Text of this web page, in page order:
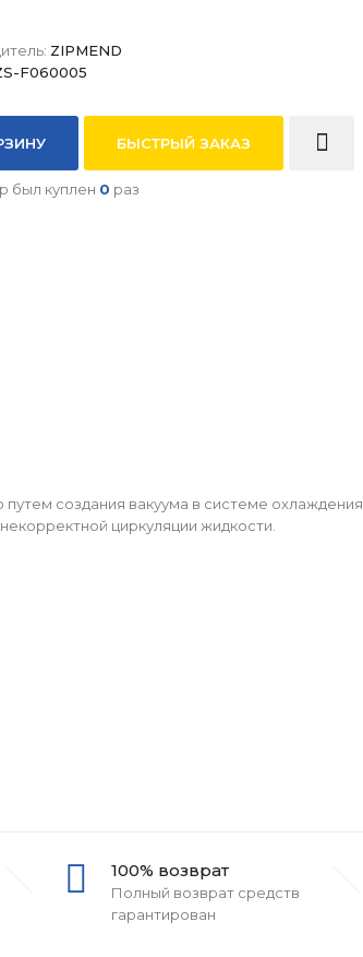
ZIPMEND
F060005
БЫСТРЫЙ ЗАКАЗ
был куплен 0 раз
создания вакуума в системе охлаждения.
циркуляции жидкости.
100% возврат
Полный возврат средств
гарантирован